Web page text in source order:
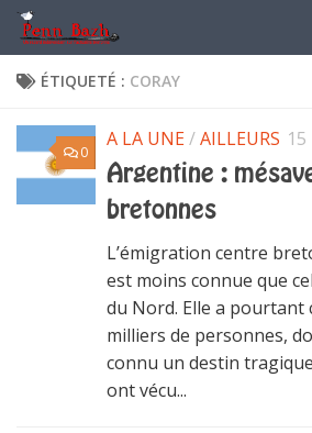
Skip to content
ÉTIQUETÉ : CORAY
0
A LA UNE/AILLEURS 15
Argentine :
bretonnes
L’émigration centre
est moins connue que
du Nord. Elle a pourtant
milliers de personnes,
connu un destin
ont vécu...